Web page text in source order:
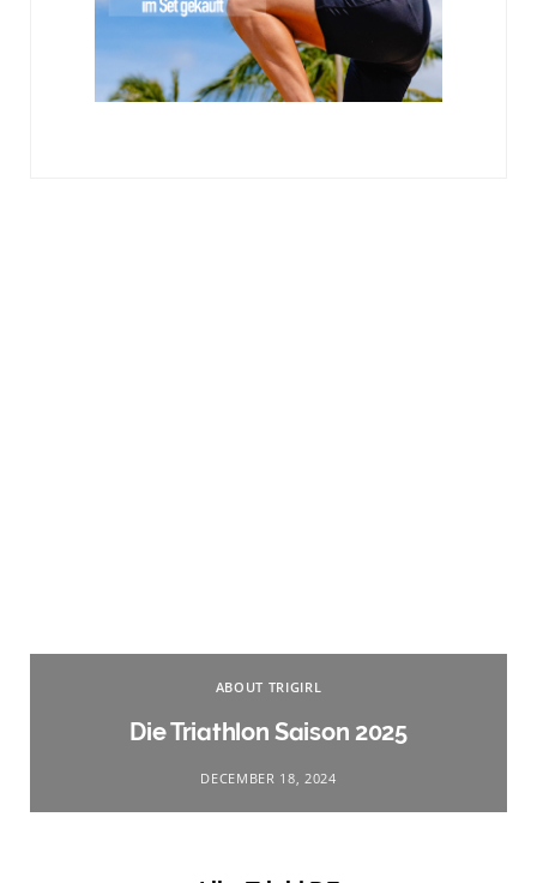
ABOUT TRIGIRL
Die Triathlon Saison 2025
DECEMBER 18, 2024